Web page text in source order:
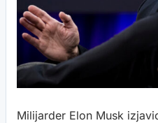
Milijarder Elon Musk